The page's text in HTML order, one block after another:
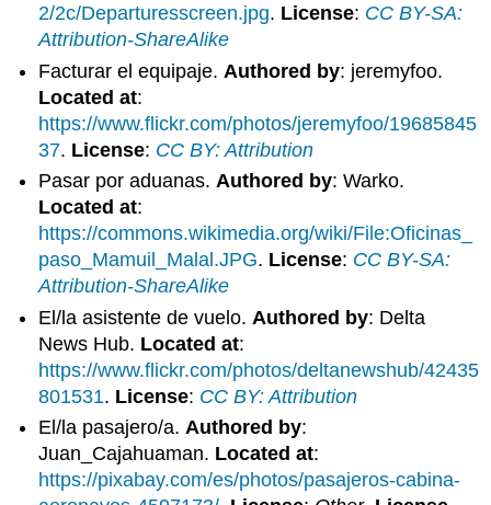
2/2c/Departuresscreen.jpg. License: CC BY-SA:
Attribution-ShareAlike
Facturar el equipaje. Authored by: jeremyfoo.
Located at:
https://www.flickr.com/photos/jeremyfoo/19685845
37. License: CC BY: Attribution
Pasar por aduanas.Authored by: Warko.
Located at:
https://commons.wikimedia.org/wiki/File:Oficinas_
paso_Mamuil_Malal.JPG. License: CC BY-SA:
Attribution-ShareAlike
El/la asistente de vuelo. Authored by: Delta
News Hub. Located at:
https://www.flickr.com/photos/deltanewshub/42435
801531. License: CC BY: Attribution
El/la pasajero/a. Authored by:
Juan_Cajahuaman. Located at:
https://pixabay.com/es/photos/pasajeros-cabina-